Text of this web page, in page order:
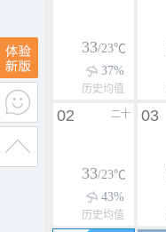
33/23℃
37%
历史均值
二十
02
33/23℃
43%
历史均值
03